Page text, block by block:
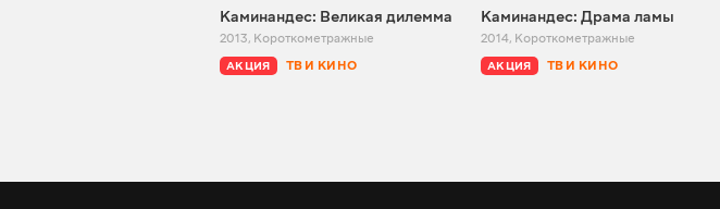
Каминандес: Великая дилемма
2013, Короткометражные
АКЦИЯ ТВ И КИНО
Каминандес: Драма ламы
2014, Короткометражные
АКЦИЯ ТВ И КИНО